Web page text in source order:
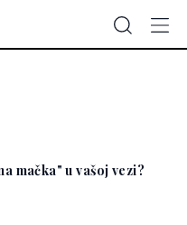
mačka" u vašoj vezi?